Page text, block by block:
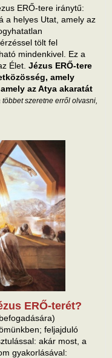
ERŐ-tere iránytű:
a helyes Utat, amely az
tölt fel
mindenkivel. Ez a
Élet. Jézus ERŐ-tere
amely
az Atya akaratát
többet szeretne erről olvasni,
ERŐ-terét?
feljajduló
akár most, a
gyakorlásával: